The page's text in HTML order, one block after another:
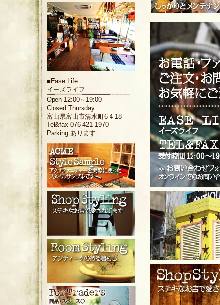
■ Ease Life
イーズライフ
Open 12:00～19:00
Closed Thursday
富山県富山市清水町6-4-18
Tel&fax 076-421-1970
Parking あります